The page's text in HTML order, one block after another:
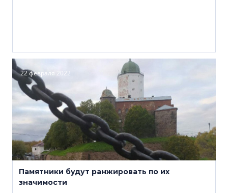
22 февраля 2022
Памятники будут ранжировать по их
значимости